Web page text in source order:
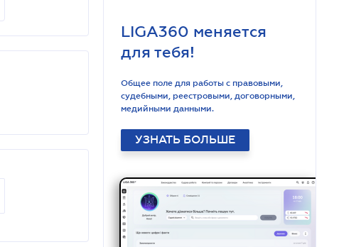
LIGA360 меняется
для тебя!
Общее поле для работы с правовыми,
судебными, реестровыми, договорными,
медийными данными.
УЗНАТЬ БОЛЬШЕ